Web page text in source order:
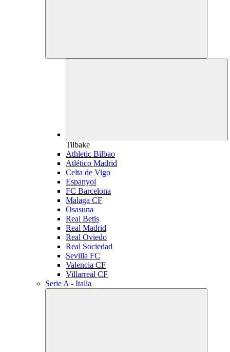
Tilbake
Athletic Bilbao
Atlético Madrid
Celta de Vigo
Espanyol
FC Barcelona
Malaga CF
Osasuna
Real Betis
Real Madrid
Real Oviedo
Real Sociedad
Sevilla FC
Valencia CF
Villarreal CF
Serie A - Italia